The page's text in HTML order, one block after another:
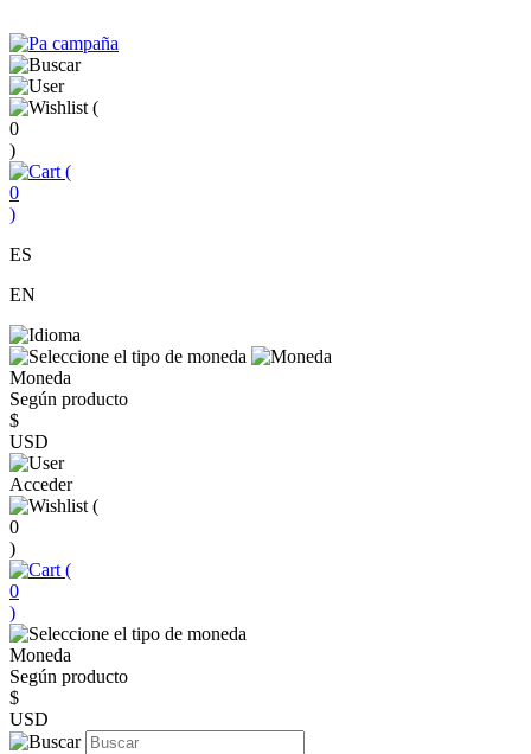
(
0
)
(
0
)
ES
EN
Moneda
Según producto
$
USD
Acceder
(
0
)
(
0
)
Moneda
Según producto
$
USD